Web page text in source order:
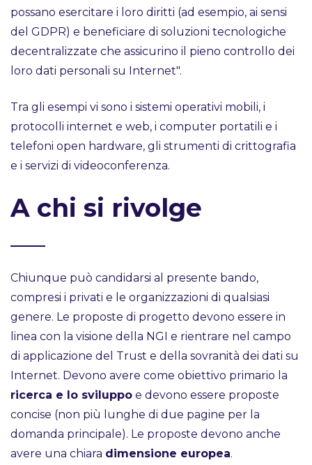
possano esercitare i loro diritti (ad esempio, ai sensi
del GDPR) e beneficiare di soluzioni tecnologiche
decentralizzate che assicurino il pieno controllo dei
loro dati personali su Internet".
Tra gli esempi vi sono i sistemi operativi mobili, i
protocolli internet e web, i computer portatili e i
telefoni open hardware, gli strumenti di crittografia
e i servizi di videoconferenza.
A chi si rivolge
Chiunque può candidarsi al presente bando,
compresi i privati e le organizzazioni di qualsiasi
genere. Le proposte di progetto devono essere in
linea con la visione della NGI e rientrare nel campo
di applicazione del Trust e della sovranità dei dati su
Internet. Devono avere come obiettivo primario la
ricerca e lo sviluppo e devono essere proposte
concise (non più lunghe di due pagine per la
domanda principale). Le proposte devono anche
avere una chiara dimensione europea.